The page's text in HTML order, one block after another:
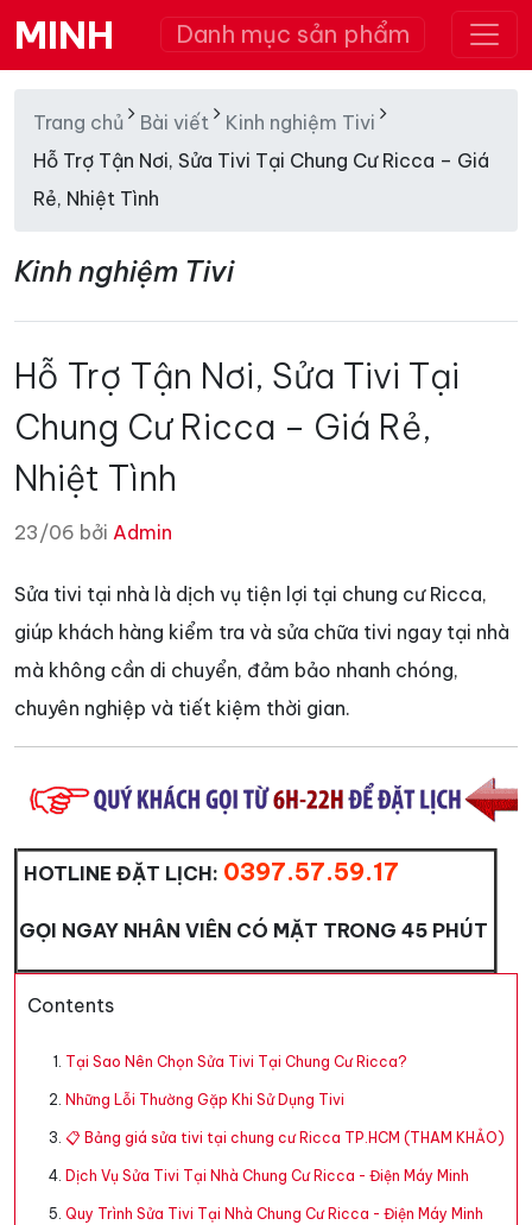
MINH Danh mục sản phẩm
Trang chủ Bài viết
Kinh nghiệm Tivi
Hỗ Trợ Tận Nơi, Sửa Tivi Tại Chung Cư Ricca – Giá
Rẻ, Nhiệt Tình
Kinh nghiệm Tivi
Hỗ Trợ Tận Nơi, Sửa Tivi Tại
Chung Cư Ricca – Giá Rẻ,
Nhiệt Tình
23/06 bởi Admin
Sửa tivi tại nhà là dịch vụ tiện lợi tại chung cư Ricca,
giúp khách hàng kiểm tra và sửa chữa tivi ngay tại nhà
mà không cần di chuyển, đảm bảo nhanh chóng,
chuyên nghiệp và tiết kiệm thời gian.
HOTLINE ĐẶT LỊCH: 0397.57.59.17
GỌI NGAY NHÂN VIÊN CÓ MẶT TRONG 45 PHÚT
Contents
Tại Sao Nên Chọn Sửa Tivi Tại Chung Cư Ricca?
Những Lỗi Thường Gặp Khi Sử Dụng Tivi
📋 Bảng giá sửa tivi tại chung cư Ricca TP.HCM (THAM KHẢO)
Dịch Vụ Sửa Tivi Tại Nhà Chung Cư Ricca - Điện Máy Minh
Quy Trình Sửa Tivi Tại Nhà Chung Cư Ricca - Điện Máy Minh